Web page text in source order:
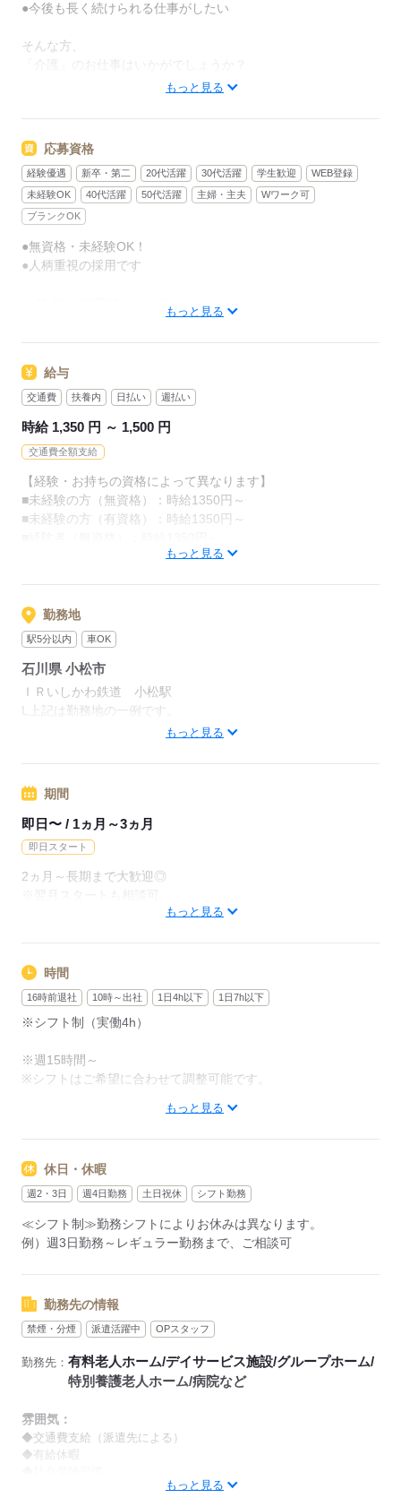
●今後も長く続けられる仕事がしたい
そんな方、
経験や資格がまったくいらない
“サポート”的なお仕事が増えてるんです。
たとえば、未経験・無資格の
新人さんにお任せするのは
の補充・運搬 など
カンタンなお仕事ばかり。
お仕事に慣れてきたら、少しずつ
専門的なこともお任せしていきます。
（食事・入浴・お手洗いのサポートなど）
きちんと経験を積めば、
あなたもはじめてみませんか？
応募する
もっと見る
応募資格
経験優遇 新卒・第二 20代活躍 30代活躍 学生歓迎
WEB登録
未経験OK
40代活躍 50代活躍 主婦・主夫
Wワーク可
ブランクOK
●無資格・未経験OK！
●人柄重視の採用です
・56.7％が未経験からスタート
スクールもありますし、
働ける職場をご紹介するなど、
介護未経験の方を全力でバックアップします！
もちろん経験者の方や、
介護福祉士、ケアマネージャー、
介護職員初任者研修等の資格保有者の方も大歓迎！
もっと見る
給与
交通費 扶養内 日払い 週払い
時給 1,350 円 ～ 1,500 円
交通費全額支給
【経験・お持ちの資格によって異なります】
■未経験の方（無資格）：時給1350円～
■未経験の方（有資格）：時給1350円～
■経験者（有資格）：時給1400円～
※22時～翌5時の就労は深夜時給適用
※お給料は最短で週払いOK！（規定有）
※残業代は別途全額支給
【月給例】
月給237600円（月22日勤務・実働1日8h）
※未経験の方（無資格）：時給1350円で算出した場合となりま
※交通費全額支給（派遣先による）
※車通勤OK/規定あり
応募する
もっと見る
勤務地
駅5分以内 車OK
石川県 小松市
ＩＲいしかわ鉄道 小松駅
L上記は勤務地の一例です。
【他勤務先例】入居施設、デイサービス、ショートステイ、ク
もっと見る
期間
即日〜 / 1ヵ月～3ヵ月
即日スタート
2ヵ月～長期まで大歓迎◎
※試用期間（初回2ヵ月契約）もっと見る
時間
16時前退社 10時～出社 1日4h以下 1日7h以下
※シフト制（実働4h）
※週15時間～
※シフトはご希望に合わせて調整可能です。
09：00～18：00
【遅番】
【夜勤】
17：00～10：00
2～3ヵ月程度のならし日勤が必要です
その他、
●週2日・1日4h～
●日勤のみ
など、いろんなシフトのお仕事をご紹介できます！
登録の際に、あなたのご希望をお聞かせください。
勤務したシフトを申請後、最短で2日後に給与GETも可能！
もっと見る
休日・休暇
週2・3日 週4日勤務 土日祝休 シフト勤務
≪シフト制≫勤務シフトによりお休みは異なります。
例）週3日勤務～レギュラー勤務まで、ご相談可
勤務先の情報
禁煙・分煙 派遣活躍中 OPスタッフ
勤務先： 有料老人ホーム/デイサービス施設/グループホーム/
特別養護老人ホーム/病院など
雰囲気：
◆交通費支給（派遣先による）
◆有給休暇
※喫煙環境に関しては就業場所ごとに異なります。
もっと見る